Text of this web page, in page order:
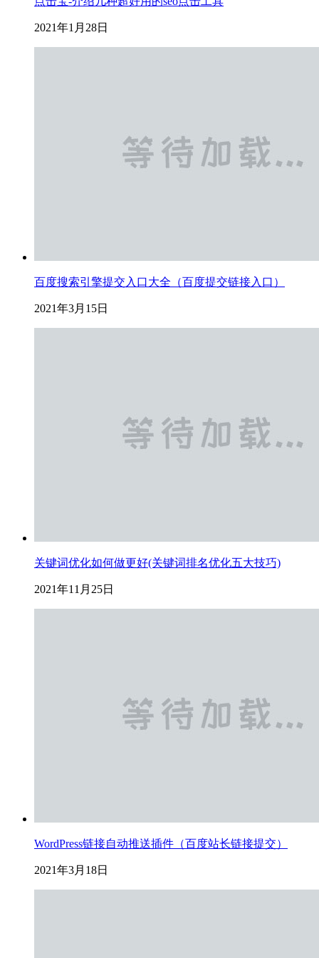
2021年1月28日
百度搜索引擎提交入口大全（百度提交链接入口）
2021年3月15日
关键词优化如何做更好(关键词排名优化五大技巧)
2021年11月25日
WordPress链接自动推送插件（百度站长链接提交）
2021年3月18日